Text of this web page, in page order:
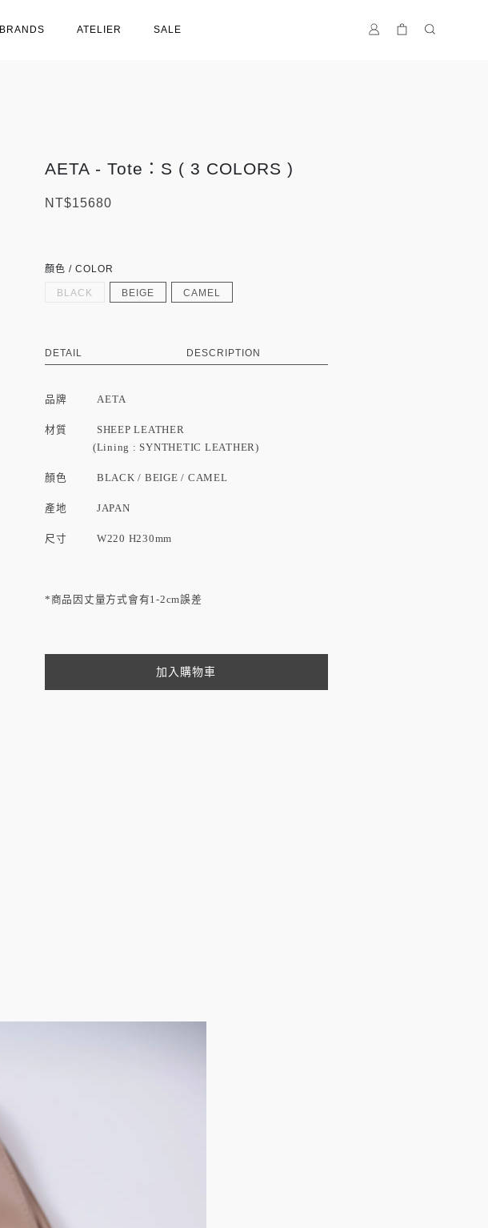
BRANDS ATELIER SALE
AETA - Tote：S ( 3 COLORS )
NT$15680
顏色 / COLOR
BLACK BEIGE CAMEL
DETAIL DESCRIPTION
品牌 AETA
材質 SHEEP LEATHER
(Lining : SYNTHETIC LEATHER)
顏色 BLACK / BEIGE / CAMEL
產地 JAPAN
尺寸 W220 H230mm
*商品因丈量方式會有1-2cm誤差
加入購物車